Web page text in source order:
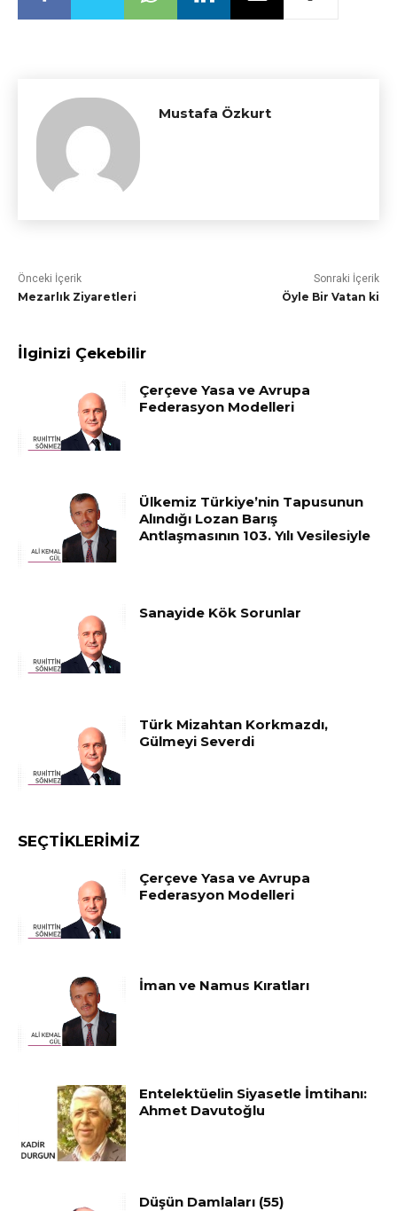
Mustafa Özkurt
Önceki İçerik
Mezarlık Ziyaretleri
Sonraki İçerik
Öyle Bir Vatan ki
İlginizi Çekebilir
Çerçeve Yasa ve Avrupa
Federasyon Modelleri
Ülkemiz Türkiye’nin Tapusunun
Alındığı Lozan Barış
Antlaşmasının 103. Yılı Vesilesiyle
Sanayide Kök Sorunlar
Türk Mizahtan Korkmazdı,
Gülmeyi Severdi
SEÇTIKLERIMIZ
Çerçeve Yasa ve Avrupa
Federasyon Modelleri
İman ve Namus Kıratları
Entelektüelin Siyasetle İmtihanı:
Ahmet Davutoğlu
Düşün Damlaları (55)